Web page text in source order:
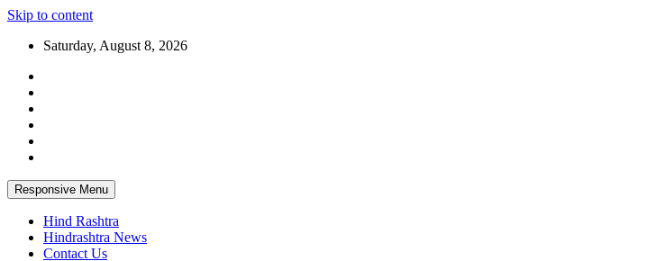
Skip to content
Saturday, August 8, 2026
Responsive Menu
Hind Rashtra
Hindrashtra News
Contact Us